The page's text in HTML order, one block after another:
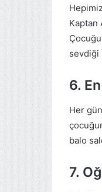
Kaptan
sevdiği
6.
Her
balo
7.